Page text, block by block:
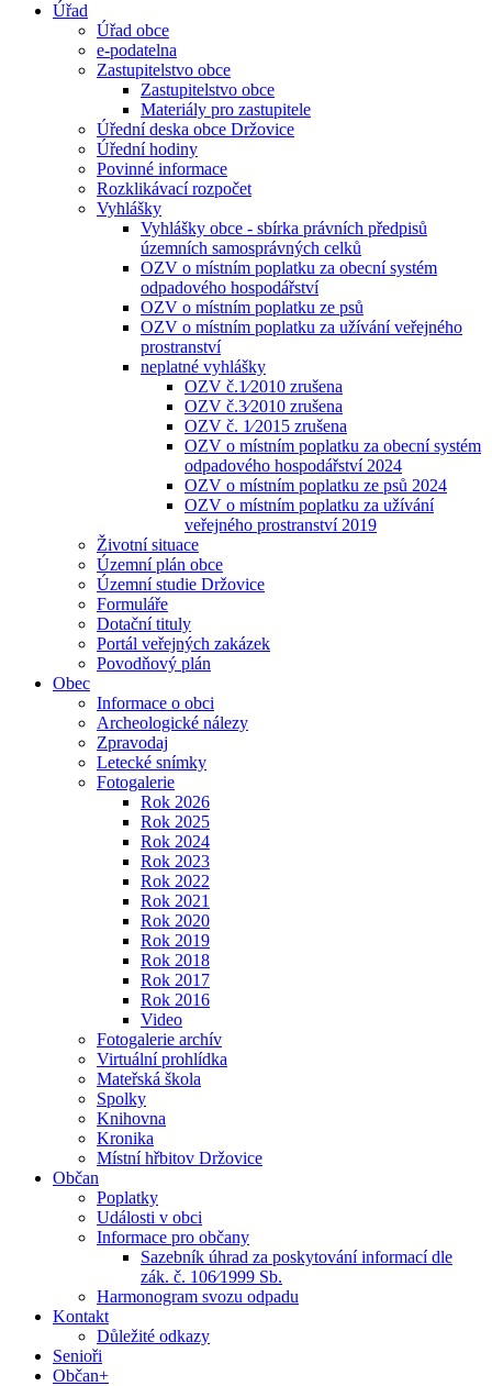
Úřad
Úřad obce
e-podatelna
Zastupitelstvo obce
Zastupitelstvo obce
Materiály pro zastupitele
Úřední deska obce Držovice
Úřední hodiny
Povinné informace
Rozklikávací rozpočet
Vyhlášky
Vyhlášky obce - sbírka právních předpisů
územních samosprávných celků
OZV o místním poplatku za obecní systém
odpadového hospodářství
OZV o místním poplatku ze psů
OZV o místním poplatku za užívání veřejného
prostranství
neplatné vyhlášky
OZV č.1⁄2010 zrušena
OZV č.3⁄2010 zrušena
OZV č. 1⁄2015 zrušena
OZV o místním poplatku za obecní systém
odpadového hospodářství 2024
OZV o místním poplatku ze psů 2024
OZV o místním poplatku za užívání
veřejného prostranství 2019
Životní situace
Územní plán obce
Územní studie Držovice
Formuláře
Dotační tituly
Portál veřejných zakázek
Povodňový plán
Obec
Informace o obci
Archeologické nálezy
Zpravodaj
Letecké snímky
Fotogalerie
Rok 2026
Rok 2025
Rok 2024
Rok 2023
Rok 2022
Rok 2021
Rok 2020
Rok 2019
Rok 2018
Rok 2017
Rok 2016
Video
Fotogalerie archív
Virtuální prohlídka
Mateřská škola
Spolky
Knihovna
Kronika
Místní hřbitov Držovice
Občan
Poplatky
Události v obci
Informace pro občany
Sazebník úhrad za poskytování informací dle
zák. č. 106⁄1999 Sb.
Harmonogram svozu odpadu
Kontakt
Důležité odkazy
Senioři
Občan+